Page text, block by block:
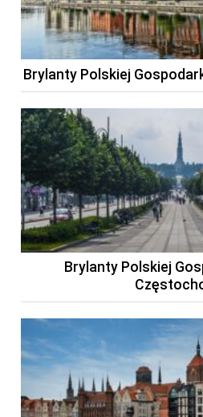
Brylanty Polskiej
Brylanty Polskiej